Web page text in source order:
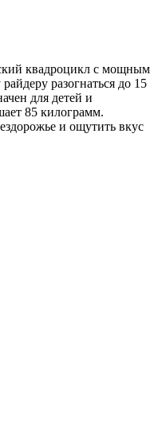
квадроцикл с мощным
разогнаться до 15
для детей и
85 килограмм.
и ощутить вкус